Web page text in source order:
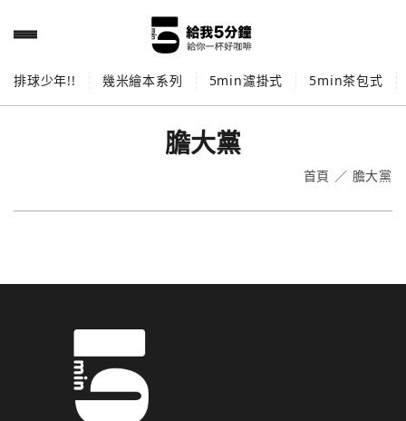
排球少年!! 幾米繪本系列 5min濾掛式 5min茶包式
膽大黨
首頁 ／ 膽大黨